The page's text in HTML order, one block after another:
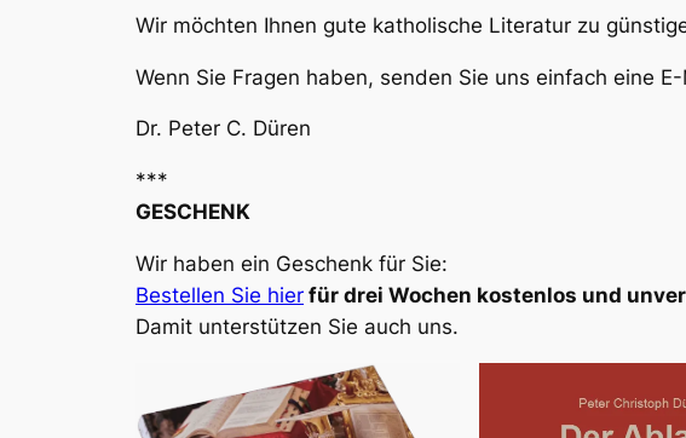
Wir möchten Ihnen gute katholische Literatur zu
Wenn Sie Fragen haben, senden Sie uns einfach eine
Dr. Peter C. Düren
***
GESCHENK
Wir haben ein Geschenk für Sie:
Bestellen Sie hier für drei Wochen kostenlos und
Damit unterstützen Sie auch uns.